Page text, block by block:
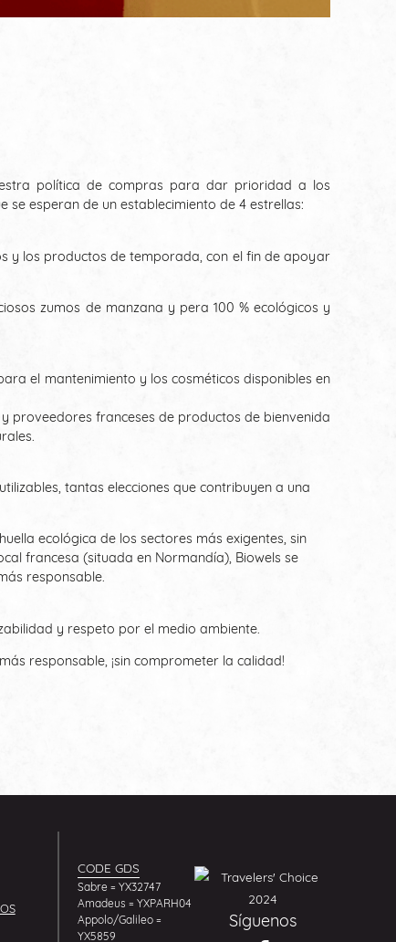
política de compras para dar prioridad a los
esperan de un establecimiento de 4 estrellas:
y los productos de temporada, con el fin de apoyar
zumos de manzana y pera 100 % ecológicos y
el mantenimiento y los cosméticos disponibles en
proveedores franceses de productos de bienvenida
tantas elecciones que contribuyen a una
ecológica de los sectores más exigentes, sin
francesa (situada en Normandía), Biowels se
responsable.
y respeto por el medio ambiente.
responsable, ¡sin comprometer la calidad!
CODE GDS
Sabre = YX32747
Amadeus = YXPARH04
Appolo/Galileo =
YX5859
Síguenos